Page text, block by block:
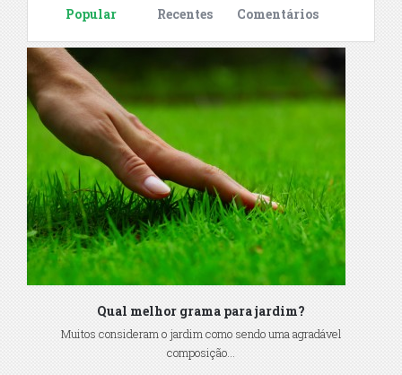
Popular Recentes Comentários
Qual melhor grama para jardim?
Muitos consideram o jardim como sendo uma agradável
composição...